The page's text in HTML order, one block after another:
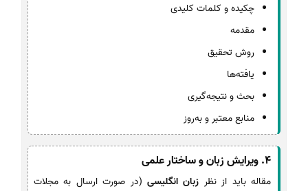
چکیده و کلمات کلیدی
مقدمه
روش تحقیق
یافته‌ها
بحث و نتیجه‌گیری
منابع معتبر و به‌روز
4. ویرایش زبان و ساختار علمی
مقاله باید از نظر زبان انگلیسی (در صورت ارسال به مجلات